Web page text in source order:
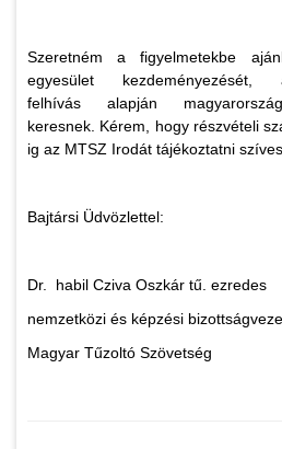
Szeretném a figyelmetekbe
egyesület
felhívás alapján
keresnek. Kérem, hogy részvételi
ig az MTSZ Irodát tájékoztatni
Bajtársi Üdvözlettel:
Dr. habil Cziva Oszkár tű. ezredes
nemzetközi és képzési
Magyar Tűzoltó Szövetség